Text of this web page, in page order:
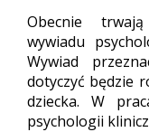
Obecnie
wywiadu
Wywiad
dotyczyć będzie
dziecka. W
psychologii